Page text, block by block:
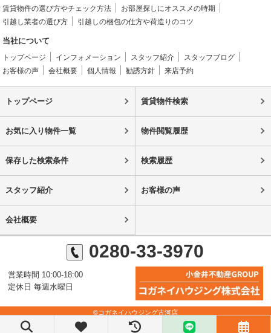
賃貸物件の選び方やチェック方法
お部屋探しにオススメの時期
引越し業者の選び方
引越しの梱包の仕方や荷造りのコツ
当社について
トップページ インフォメーション スタッフ紹介
スタッフブログ
お客様の声
会社概要 個人情報 勧誘方針 来店予約
トップページ 賃貸物件検索
お気に入り物件一覧 物件閲覧履歴
保存した検索条件 検索履歴
スタッフ紹介 お客様の声
会社概要
0280-33-3970
営業時間 10:00-18:00
定休日 毎週水曜日
©コガネイハウジング古河店